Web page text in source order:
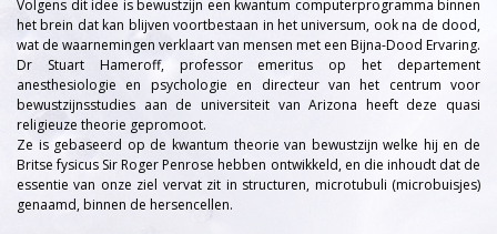
Volgens dit idee is bewustzijn een kwantum computerprogramma binnen
het brein dat kan blijven voortbestaan in het universum, ook na de dood,
wat de waarnemingen verklaart van mensen met een Bijna-Dood Ervaring.
Dr Stuart Hameroff, professor emeritus op het departement
anesthesiologie en psychologie en directeur van het centrum voor
bewustzijnsstudies aan de universiteit van Arizona heeft deze quasi
religieuze theorie gepromoot.
Ze is gebaseerd op de kwantum theorie van bewustzijn welke hij en de
Britse fysicus Sir Roger Penrose hebben ontwikkeld, en die inhoudt dat de
essentie van onze ziel vervat zit in structuren, microtubuli (microbuisjes)
genaamd, binnen de hersencellen.